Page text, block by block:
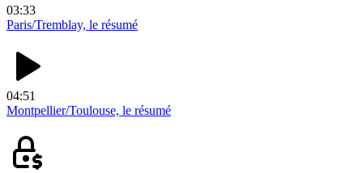
03:33
Paris/Tremblay, le résumé
04:51
Montpellier/Toulouse, le résumé